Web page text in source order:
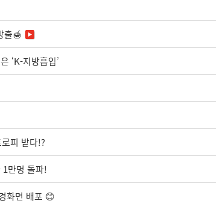
출🍯
‘K-지방흡입’
피 받다!?
1만명 돌파!
화면 배포 😊